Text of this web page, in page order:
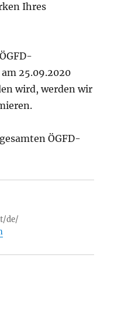
Ihres
25.09.2020
wird, werden wir
ÖGFD-
de/